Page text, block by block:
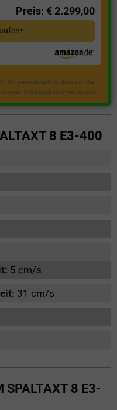
Preis: € 2.299,00
. Ich weise darauf hin, dass sich die
Alle Angaben ohne Gewähr.
8 E3-400
5 cm/s
31 cm/s
SPALTAXT 8 E3-